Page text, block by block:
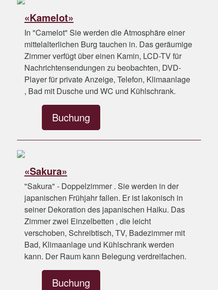
«Kamelot»
In "Camelot" Sie werden die Atmosphäre einer
mittelalterlichen Burg tauchen in. Das geräumige
Zimmer verfügt über einen Kamin, LCD-TV für
Nachrichtensendungen zu beobachten, DVD-
Player für private Anzeige, Telefon, Klimaanlage
, Bad mit Dusche und WC und Kühlschrank.
Buchung
«Sakura»
"Sakura" - Doppelzimmer . Sie werden in der
japanischen Frühjahr fallen. Er ist lakonisch in
seiner Dekoration des japanischen Haiku. Das
Zimmer zwei Einzelbetten , die leicht
verschoben, Schreibtisch, TV, Badezimmer mit
Bad, Klimaanlage und Kühlschrank werden
kann. Der Raum kann Belegung verdreifachen.
Buchung